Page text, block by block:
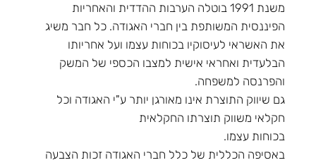
משנת 1991 בוטלה הערבות ההדדית והאחריות
הפיננסית המשותפת בין חברי האגודה. כל חבר משיג
את האשראי לעיסוקיו בכוחות עצמו ועל אחריותו
הבלעדית ואחראי אישית למצבו הכספי של המשק
והפרנסה למשפחה.
גם שיווק התוצרת אינו מאורגן יותר ע"י האגודה וכל
חקלאי משווק תוצרתו החקלאית
בכוחות עצמו.
באסיפה הכללית של כלל חברי האגודה זכות הצבעה